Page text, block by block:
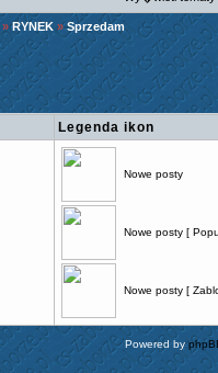
»RYNEK »Sprzedam
Legenda ikon
Nowe posty
Nowe posty [
Nowe posty [
Powered by